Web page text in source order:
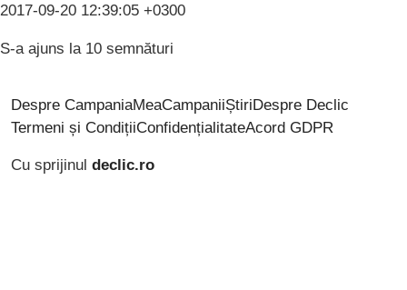
2017-09-20 12:39:05 +0300
S-a ajuns la 10 semnături
Despre CampaniaMeaCampaniiȘtiriDespre Declic
Termeni și CondițiiConfidențialitateAcord GDPR
Cu sprijinul declic.ro